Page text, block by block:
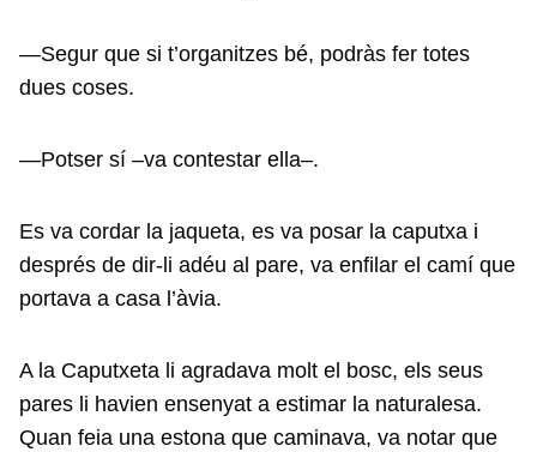
—Segur que si t’organitzes bé, podràs fer totes
dues coses.
—Potser sí –va contestar ella–.
Es va cordar la jaqueta, es va posar la caputxa i
després de dir-li adéu al pare, va enfilar el camí que
portava a casa l’àvia.
A la Caputxeta li agradava molt el bosc, els seus
pares li havien ensenyat a estimar la naturalesa.
Quan feia una estona que caminava, va notar que